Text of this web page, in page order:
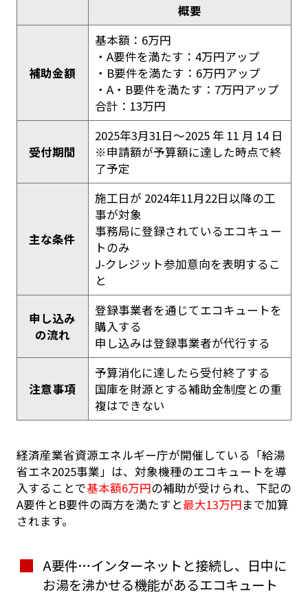
概要
補助金額
基本額：6万円
・A要件を満たす：4万円アップ
・B要件を満たす：6万円アップ
・A・B要件を満たす：7万円アップ
合計：13万円
受付期間
2025年3月31日～2025 年 11 月 14 日
※申請額が予算額に達した時点で終
了予定
主な条件
施工日が 2024年11月22日以降の工
事が対象
事務局に登録されているエコキュー
トのみ
J-クレジット参加意向を表明するこ
と
申し込み
の流れ
登録事業者を通じてエコキュートを
購入する
申し込みは登録事業者が代行する
注意事項
予算消化に達したら受付終了する
国庫を財源とする補助金制度との重
複はできない
経済産業省資源エネルギー庁が開催している「給湯
省エネ2025事業」は、対象機種のエコキュートを導
入することで基本額6万円の補助が受けられ、下記の
A要件とB要件の両方を満たすと最大13万円まで加算
されます。
A要件…インターネットと接続し、日中に
お湯を沸かせる機能があるエコキュート